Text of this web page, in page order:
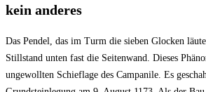
kein anderes
Das Pendel, das im Turm die sieben Glocken
Stillstand unten fast die Seitenwand. Dieses
ungewollten Schieflage des Campanile. Es